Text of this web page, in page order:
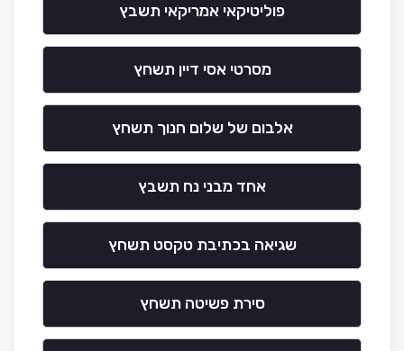
פוליטיקאי אמריקאי תשבץ
מסרטי אסי דיין תשחץ
אלבום של שלום חנוך תשחץ
אחד מבני נח תשבץ
שגיאה בכתיבת טקסט תשחץ
סירת פשיטה תשחץ